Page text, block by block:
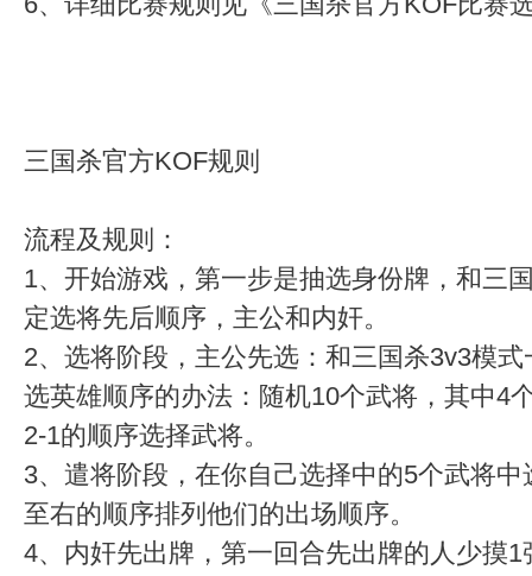
三国杀官方KOF规则
流程及规则：
1、开始游戏，第一步是抽选身份牌，和三
定选将先后顺序，主公和内奸。
2、选将阶段，主公先选：和三国杀3v3模
选英雄顺序的办法：随机10个武将，其中4
2-1的顺序选择武将。
3、遣将阶段，在你自己选择中的5个武将
至右的顺序排列他们的出场顺序。
4、内奸先出牌，第一回合先出牌的人少摸